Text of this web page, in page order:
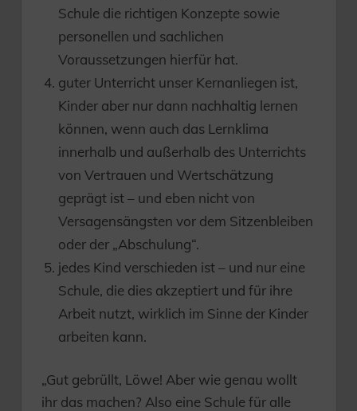
Schule die richtigen Konzepte sowie
personellen und sachlichen
Voraussetzungen hierfür hat.
guter Unterricht unser Kernanliegen ist,
Kinder aber nur dann nachhaltig lernen
können, wenn auch das Lernklima
innerhalb und außerhalb des Unterrichts
von Vertrauen und Wertschätzung
geprägt ist – und eben nicht von
Versagensängsten vor dem Sitzenbleiben
oder der „Abschulung“.
jedes Kind verschieden ist – und nur eine
Schule, die dies akzeptiert und für ihre
Arbeit nutzt, wirklich im Sinne der Kinder
arbeiten kann.
„Gut gebrüllt, Löwe! Aber wie genau wollt
ihr das machen? Also eine Schule für alle